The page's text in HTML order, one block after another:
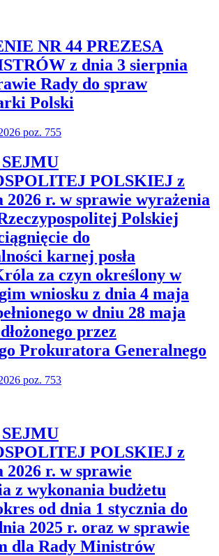
NR 44 PREZESA
z dnia 3 sierpnia
Rady do spraw
Polski
poz. 755
POLSKIEJ z
2026 r. w sprawie wyrażenia
Polskiej
do
karnej posła
za czyn określony w
wniosku z dnia 4 maja
w dniu 28 maja
przez
Prokuratora Generalnego
poz. 753
POLSKIEJ z
2026 r. w sprawie
z wykonania budżetu
od dnia 1 stycznia do
2025 r. oraz w sprawie
dla Rady Ministrów